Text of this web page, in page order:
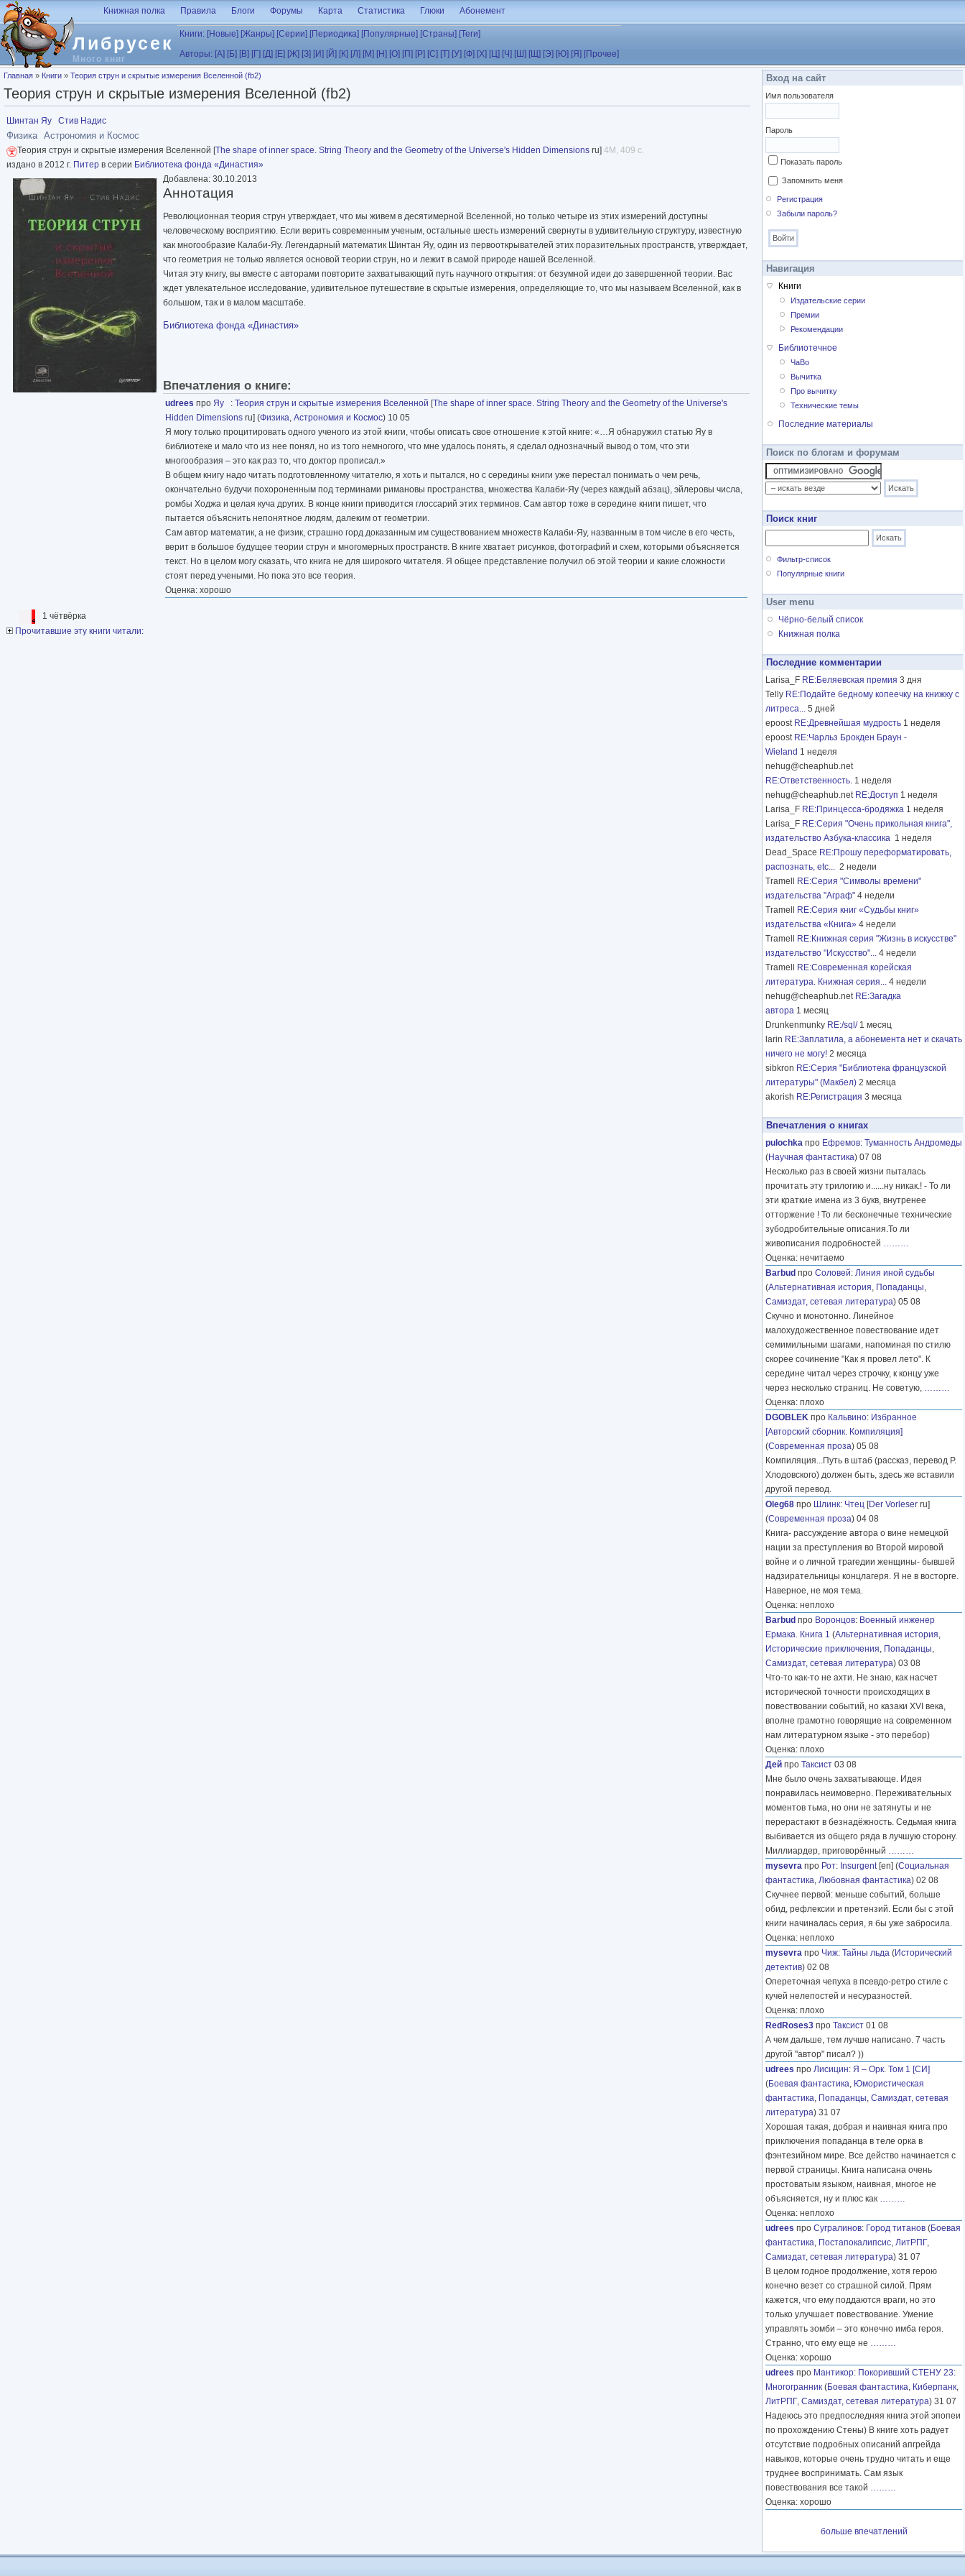
Перейти к основному содержанию
Либрусек
Много книг
Книжная полка Правила Блоги Форумы Карта Статистика Глюки Абонемент
Книги: [Новые] [Жанры] [Серии] [Периодика] [Популярные] [Страны] [Теги]
Авторы: [А] [Б] [В] [Г] [Д] [Е] [Ж] [З] [И] [Й] [К] [Л] [М] [Н] [О] [П] [Р] [С] [Т] [У] [Ф] [Х] [Ц] [Ч] [Ш] [Щ] [Э] [Ю] [Я] [Прочее]
Вы здесь
Главная » Книги » Теория струн и скрытые измерения Вселенной (fb2)
Теория струн и скрытые измерения Вселенной (fb2)
Шинтан Яу Стив Надис
Физика Астрономия и Космос
Теория струн и скрытые измерения Вселенной [The shape of inner space. String Theory and the Geometry of the Universe's Hidden Dimensions ru] 4M, 409 с.
издано в 2012 г. Питер в серии Библиотека фонда «Династия»
Добавлена: 30.10.2013
Аннотация
Революционная теория струн утверждает, что мы живем в десятимерной Вселенной, но только четыре из этих измерений доступны
человеческому восприятию. Если верить современным ученым, остальные шесть измерений свернуты в удивительную структуру, известную
как многообразие Калаби-Яу. Легендарный математик Шинтан Яу, один из первооткрывателей этих поразительных пространств, утверждает,
что геометрия не только является основой теории струн, но и лежит в самой природе нашей Вселенной.
Читая эту книгу, вы вместе с авторами повторите захватывающий путь научного открытия: от безумной идеи до завершенной теории. Вас
ждет увлекательное исследование, удивительное путешествие в скрытые измерения, определяющие то, что мы называем Вселенной, как в
большом, так и в малом масштабе.
Библиотека фонда «Династия»
Впечатления о книге:
udrees про Яу : Теория струн и скрытые измерения Вселенной [The shape of inner space. String Theory and the Geometry of the Universe's
Hidden Dimensions ru] (Физика, Астрономия и Космос) 10 05
Я могу только процитировать одного ученого из этой книги, чтобы описать свое отношение к этой книге: «…Я обнаружил статью Яу в
библиотеке и мало что из нее понял, но из того немногого, что мне удалось понять, я сделал однозначный вывод о том, что эти
многообразия – это как раз то, что доктор прописал.»
В общем книгу надо читать подготовленному читателю, я хоть и пытался, но с середины книги уже перестал понимать о чем речь,
окончательно будучи похороненным под терминами римановы пространства, множества Калаби-Яу (через каждый абзац), эйлеровы числа,
ромбы Ходжа и целая куча других. В конце книги приводится глоссарий этих терминов. Сам автор тоже в середине книги пишет, что
пытается объяснить непонятное людям, далеким от геометрии.
Сам автор математик, а не физик, страшно горд доказанным им существованием множеств Калаби-Яу, названным в том числе в его честь,
верит в большое будущее теории струн и многомерных пространств. В книге хватает рисунков, фотографий и схем, которыми объясняется
текст. Но в целом могу сказать, что книга не для широкого читателя. Я общее представление получил об этой теории и какие сложности
стоят перед учеными. Но пока это все теория.
Оценка: хорошо
1 чётвёрка
Прочитавшие эту книги читали:
Вход на сайт
Имя пользователя
Пароль
Показать пароль
Запомнить меня
Регистрация
Забыли пароль?
Навигация
Книги
Издательские серии
Премии
Рекомендации
Библиотечное
ЧаВо
Вычитка
Про вычитку
Технические темы
Последние материалы
Поиск по блогам и форумам
Поиск книг
Фильтр-список
Популярные книги
User menu
Чёрно-белый список
Книжная полка
Последние комментарии
Larisa_F RE:Беляевская премия 3 дня
Telly RE:Подайте бедному копеечку на книжку с
литреса... 5 дней
epoost RE:Древнейшая мудрость 1 неделя
epoost RE:Чарльз Брокден Браун -
Wieland 1 неделя
nehug@cheaphub.net
RE:Ответственность. 1 неделя
nehug@cheaphub.net RE:Доступ 1 неделя
Larisa_F RE:Принцесса-бродяжка 1 неделя
Larisa_F RE:Серия "Очень прикольная книга",
издательство Азбука-классика 1 неделя
Dead_Space RE:Прошу переформатировать,
распознать, etc... 2 недели
Tramell
RE:Серия "Символы времени"
издательства "Аграф" 4 недели
Tramell
RE:Серия книг «Судьбы книг»
издательства «Книга» 4 недели
Tramell
RE:Книжная серия "Жизнь в искусстве"
издательство "Искусство"... 4 недели
Tramell
RE:Современная корейская
литература. Книжная серия... 4 недели
nehug@cheaphub.net RE:Загадка
автора 1 месяц
Drunkenmunky RE:/sql/ 1 месяц
larin RE:Заплатила, а абонемента нет и скачать
ничего не могу! 2 месяца
sibkron RE:Серия "Библиотека французской
литературы" (Макбел) 2 месяца
akorish RE:Регистрация 3 месяца
Впечатления о книгах
pulochka про Ефремов: Туманность Андромеды
(Научная фантастика) 07 08
Несколько раз в своей жизни пыталась
прочитать эту трилогию и......ну никак.! - То ли
эти краткие имена из 3 букв, внутренее
отторжение ! То ли бесконечные технические
зубодробительные описания.То ли
живописания подробностей ………
Оценка: нечитаемо
Barbud про Соловей: Линия иной судьбы
(Альтернативная история, Попаданцы,
Самиздат, сетевая литература) 05 08
Скучно и монотонно. Линейное
малохудожественное повествование идет
семимильными шагами, напоминая по стилю
скорее сочинение "Как я провел лето". К
середине читал через строчку, к концу уже
через несколько страниц. Не советую, ………
Оценка: плохо
DGOBLEK про Кальвино: Избранное
[Авторский сборник. Компиляция]
(Современная проза) 05 08
Компиляция...Путь в штаб (рассказ, перевод Р.
Хлодовского) должен быть, здесь же вставили
другой перевод.
Oleg68 про Шлинк: Чтец [Der Vorleser ru]
(Современная проза) 04 08
Книга- рассуждение автора о вине немецкой
нации за преступления во Второй мировой
войне и о личной трагедии женщины- бывшей
надзирательницы концлагеря. Я не в восторге.
Наверное, не моя тема.
Оценка: неплохо
Barbud про Воронцов: Военный инженер
Ермака. Книга 1 (Альтернативная история,
Исторические приключения, Попаданцы,
Самиздат, сетевая литература) 03 08
Что-то как-то не ахти. Не знаю, как насчет
исторической точности происходящих в
повествовании событий, но казаки XVI века,
вполне грамотно говорящие на современном
нам литературном языке - это перебор)
Оценка: плохо
Дей про Таксист 03 08
Мне было очень захватывающе. Идея
понравилась неимоверно. Переживательных
моментов тьма, но они не затянуты и не
перерастают в безнадёжность. Седьмая книга
выбивается из общего ряда в лучшую сторону.
Миллиардер, приговорённый ………
mysevra про Рот: Insurgent[en] (Социальная
фантастика, Любовная фантастика) 02 08
Скучнее первой: меньше событий, больше
обид, рефлексии и претензий. Если бы с этой
книги начиналась серия, я бы уже забросила.
Оценка: неплохо
mysevra про Чиж: Тайны льда (Исторический
детектив) 02 08
Опереточная чепуха в псевдо-ретро стиле с
кучей нелепостей и несуразностей.
Оценка: плохо
RedRoses3 про Таксист 01 08
А чем дальше, тем лучше написано. 7 часть
другой "автор" писал? ))
udrees про Лисицин: Я – Орк. Том 1 [СИ]
(Боевая фантастика, Юмористическая
фантастика, Попаданцы, Самиздат, сетевая
литература) 31 07
Хорошая такая, добрая и наивная книга про
приключения попаданца в теле орка в
фэнтезийном мире. Все действо начинается с
первой страницы. Книга написана очень
простоватым языком, наивная, многое не
объясняется, ну и плюс как ………
Оценка: неплохо
udrees про Сугралинов: Город титанов (Боевая
фантастика, Постапокалипсис, ЛитРПГ,
Самиздат, сетевая литература) 31 07
В целом годное продолжение, хотя герою
конечно везет со страшной силой. Прям
кажется, что ему поддаются враги, но это
только улучшает повествование. Умение
управлять зомби – это конечно имба героя.
Странно, что ему еще не ………
Оценка: хорошо
udrees про Мантикор: Покоривший СТЕНУ 23:
Многогранник (Боевая фантастика, Киберпанк,
ЛитРПГ, Самиздат, сетевая литература) 31 07
Надеюсь это предпоследняя книга этой эпопеи
по прохождению Стены) В книге хоть радует
отсутствие подробных описаний апгрейда
навыков, которые очень трудно читать и еще
труднее воспринимать. Сам язык
повествования все такой ………
Оценка: хорошо
больше впечатлений